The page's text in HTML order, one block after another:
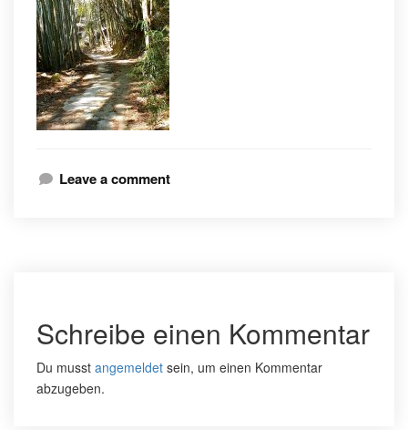
Leave a comment
Schreibe einen Kommentar
Du musst angemeldet sein, um einen Kommentar
abzugeben.